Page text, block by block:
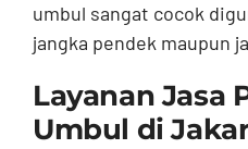
umbul sangat cocok
jangka pendek maupun
Layanan Jasa
Umbul di